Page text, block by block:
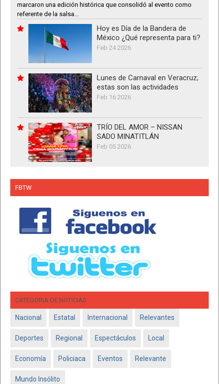
marcaron una edición histórica que consolidó al evento como
referente de la salsa...
Hoy es Día de la Bandera de
México ¿Qué representa para ti?
Feb 24 2026
Lunes de Carnaval en Veracruz;
estas son las actividades
Feb 16 2026
TRÍO DEL AMOR – NISSAN
SADO MINATITLÁN
Feb 05 2026
FBTW
CATEGORIA DE NOTICIAS
Nacional Estatal Internacional Relevantes
Deportes Regional Espectáculos Local
Economía Policiaca Eventos Relevante
Mundo Insólito